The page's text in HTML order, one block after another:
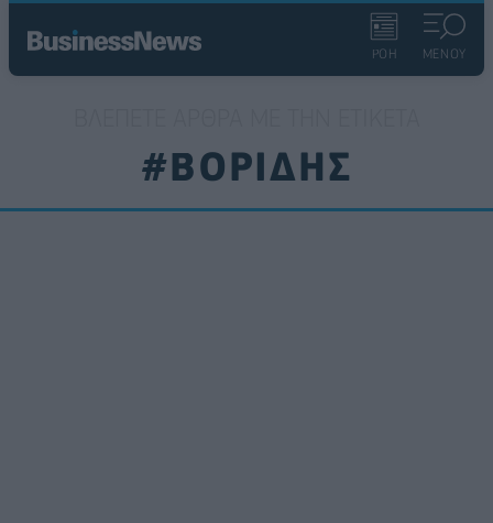
ΡΟΗ ΜΕΝΟΥ
#ΒΟΡΙΔΗΣ